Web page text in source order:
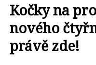
Kočky na
nového
právě zde!